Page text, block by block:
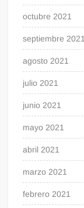
octubre 2021
septiembre 2021
agosto 2021
julio 2021
junio 2021
mayo 2021
abril 2021
marzo 2021
febrero 2021